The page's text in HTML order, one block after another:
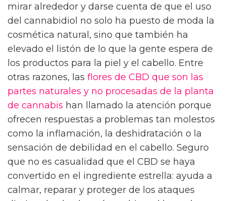
mirar alrededor y darse cuenta de que el uso
del cannabidiol no solo ha puesto de moda la
cosmética natural, sino que también ha
elevado el listón de lo que la gente espera de
los productos para la piel y el cabello. Entre
otras razones, las flores de CBD que son las
partes naturales y no procesadas de la planta
de cannabis han llamado la atención porque
ofrecen respuestas a problemas tan molestos
como la inflamación, la deshidratación o la
sensación de debilidad en el cabello. Seguro
que no es casualidad que el CBD se haya
convertido en el ingrediente estrella: ayuda a
calmar, reparar y proteger de los ataques